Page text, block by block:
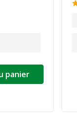
panier